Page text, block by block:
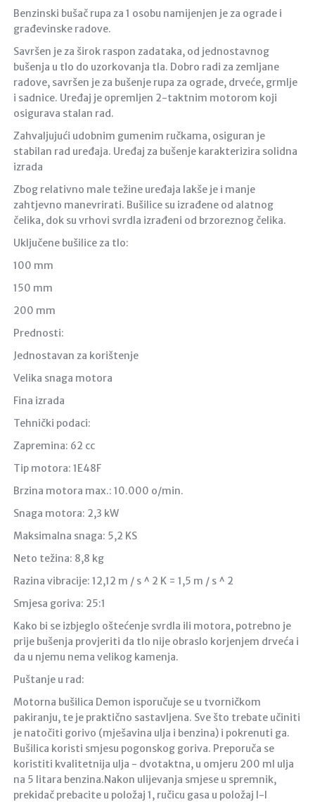
Benzinski bušač rupa za 1 osobu namijenjen je za ograde i
građevinske radove.
Savršen je za širok raspon zadataka, od jednostavnog
bušenja u tlo do uzorkovanja tla. Dobro radi za zemljane
radove, savršen je za bušenje rupa za ograde, drveće, grmlje
i sadnice. Uređaj je opremljen 2-taktnim motorom koji
osigurava stalan rad.
Zahvaljujući udobnim gumenim ručkama, osiguran je
stabilan rad uređaja. Uređaj za bušenje karakterizira solidna
izrada
Zbog relativno male težine uređaja lakše je i manje
zahtjevno manevrirati. Bušilice su izrađene od alatnog
čelika, dok su vrhovi svrdla izrađeni od brzoreznog čelika.
Uključene bušilice za tlo:
100 mm
150 mm
200 mm
Prednosti:
Jednostavan za korištenje
Velika snaga motora
Fina izrada
Tehnički podaci:
Zapremina: 62 cc
Tip motora: 1E48F
Brzina motora max.: 10.000 o/min.
Snaga motora: 2,3 kW
Maksimalna snaga: 5,2 KS
Neto težina: 8,8 kg
Razina vibracije: 12,12 m / s ^ 2 K = 1,5 m / s ^ 2
Smjesa goriva: 25:1
Kako bi se izbjeglo oštećenje svrdla ili motora, potrebno je
prije bušenja provjeriti da tlo nije obraslo korjenjem drveća i
da u njemu nema velikog kamenja.
Puštanje u rad:
Motorna bušilica Demon isporučuje se u tvorničkom
pakiranju, te je praktično sastavljena. Sve što trebate učiniti
je natočiti gorivo (mješavina ulja i benzina) i pokrenuti ga.
Bušilica koristi smjesu pogonskog goriva. Preporuča se
koristiti kvalitetnija ulja - dvotaktna, u omjeru 200 ml ulja
na 5 litara benzina.Nakon ulijevanja smjese u spremnik,
prekidač prebacite u položaj 1, ručicu gasa u položaj I-I